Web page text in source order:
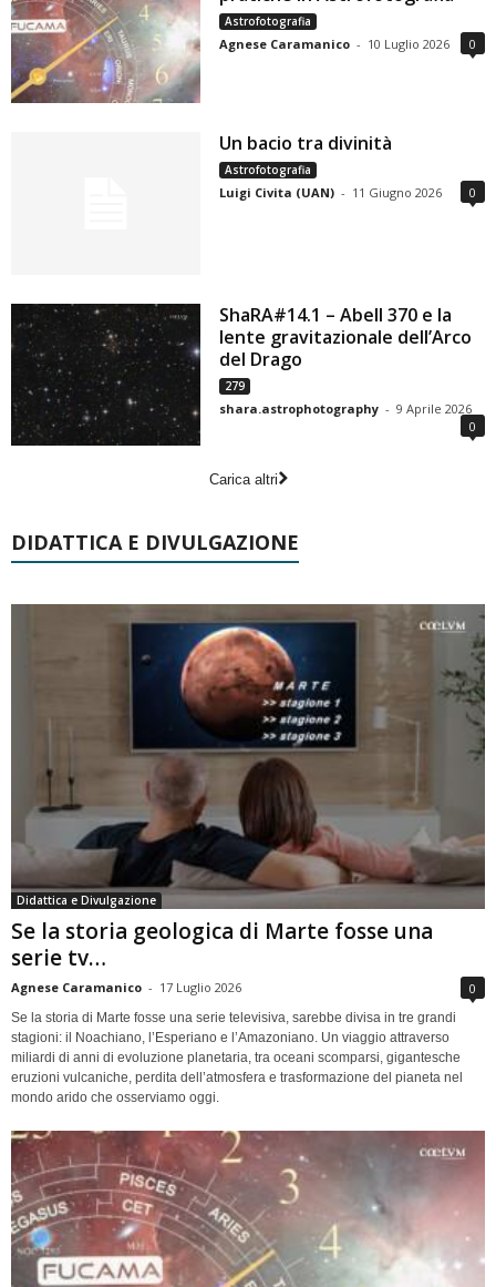
Astrofotografia
Agnese Caramanico - 10 Luglio 2026 0
Un bacio tra divinità
Astrofotografia
Luigi Civita (UAN) - 11 Giugno 2026 0
ShaRA#14.1 – Abell 370 e la
lente gravitazionale dell’Arco
del Drago
279
shara.astrophotography - 9 Aprile 2026
0
Carica altri
DIDATTICA E DIVULGAZIONE
Didattica e Divulgazione
Se la storia geologica di Marte fosse una
serie tv…
Agnese Caramanico - 17 Luglio 2026 0
Se la storia di Marte fosse una serie televisiva, sarebbe divisa in tre grandi
stagioni: il Noachiano, l’Esperiano e l’Amazoniano. Un viaggio attraverso
miliardi di anni di evoluzione planetaria, tra oceani scomparsi, gigantesche
eruzioni vulcaniche, perdita dell’atmosfera e trasformazione del pianeta nel
mondo arido che osserviamo oggi.